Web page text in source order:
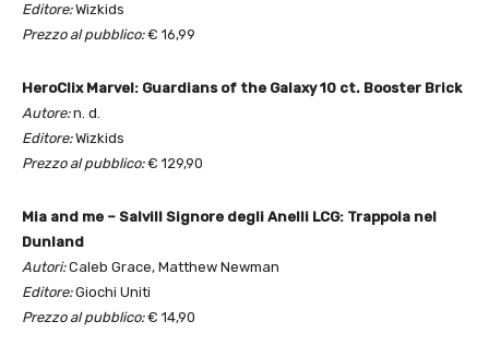
Editore:Wizkids
Prezzo al pubblico:€ 16,99
HeroClix Marvel: Guardians of the Galaxy 10 ct. Booster Brick
Autore:n. d.
Editore:Wizkids
Prezzo al pubblico:€ 129,90
Mia and me – SalviIl Signore degli Anelli LCG: Trappola nel
Dunland
Autori:Caleb Grace, Matthew Newman
Editore:Giochi Uniti
Prezzo al pubblico:€ 14,90